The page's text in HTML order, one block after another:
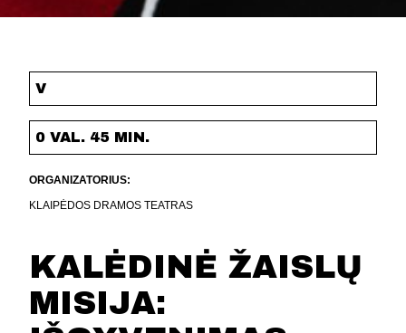
V
0 VAL. 45 MIN.
ORGANIZATORIUS:
KLAIPĖDOS DRAMOS TEATRAS
KALĖDINĖ ŽAISLŲ
MISIJA: